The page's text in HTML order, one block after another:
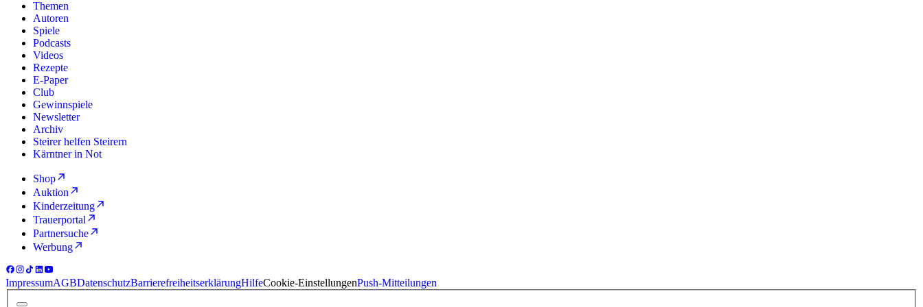
Themen
Autoren
Spiele
Podcasts
Videos
Rezepte
E-Paper
Club
Gewinnspiele
Newsletter
Archiv
Steirer helfen Steirern
Kärntner in Not
Shop
Auktion
Kinderzeitung
Trauerportal
Partnersuche
Werbung
ImpressumAGBDatenschutzBarrierefreiheitserklärungHilfeCookie-EinstellungenPush-Mitteilungen